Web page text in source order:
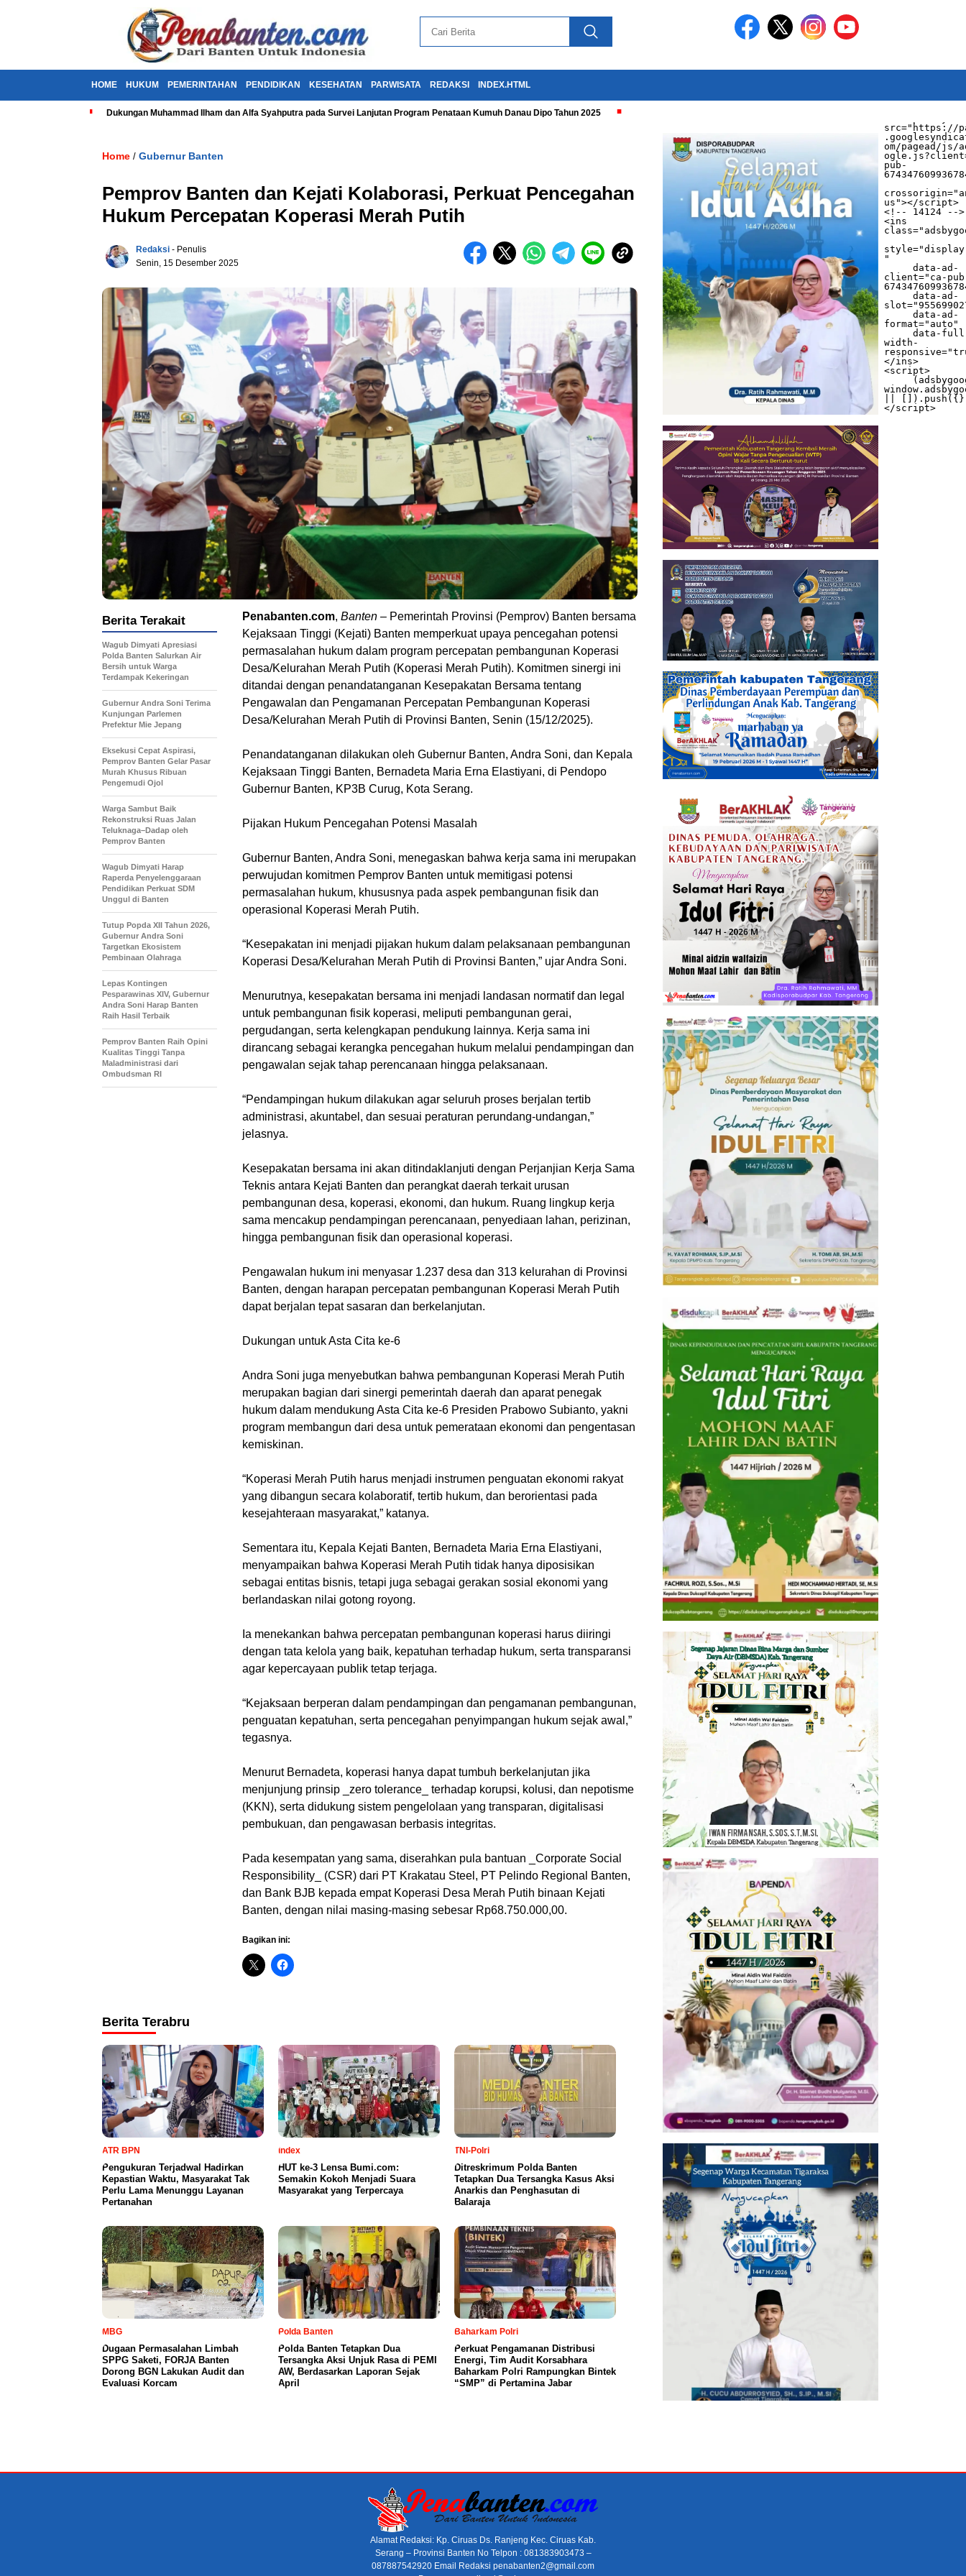
HOME HUKUM PEMERINTAHAN PENDIDIKAN KESEHATAN PARWISATA REDAKSI INDEX.HTML
Dukungan Muhammad Ilham dan Alfa Syahputra pada Survei Lanjutan Program Penataan Kumuh Danau Dipo Tahun 2025
src="https://
om/pagead/js/
pub-
us"></script>
<!-- 14124 -->
<ins
"
     data-ad-
client="ca-
     data-ad-
     data-ad-
format="auto"
     data-full-
width-
</ins>
<script>
||
</script>
Home / Gubernur Banten
Pemprov Banten dan Kejati Kolaborasi, Perkuat Pencegahan
Hukum Percepatan Koperasi Merah Putih
Redaksi - Penulis
Senin, 15 Desember 2025
Penabanten.com, Banten – Pemerintah Provinsi (Pemprov) Banten bersama
Kejaksaan Tinggi (Kejati) Banten memperkuat upaya pencegahan potensi
permasalahan hukum dalam program percepatan pembangunan Koperasi
Desa/Kelurahan Merah Putih (Koperasi Merah Putih). Komitmen sinergi ini
ditandai dengan penandatanganan Kesepakatan Bersama tentang
Pengawalan dan Pengamanan Percepatan Pembangunan Koperasi
Desa/Kelurahan Merah Putih di Provinsi Banten, Senin (15/12/2025).
Penandatanganan dilakukan oleh Gubernur Banten, Andra Soni, dan Kepala
Kejaksaan Tinggi Banten, Bernadeta Maria Erna Elastiyani, di Pendopo
Gubernur Banten, KP3B Curug, Kota Serang.
Pijakan Hukum Pencegahan Potensi Masalah
Gubernur Banten, Andra Soni, menegaskan bahwa kerja sama ini merupakan
perwujudan komitmen Pemprov Banten untuk memitigasi potensi
permasalahan hukum, khususnya pada aspek pembangunan fisik dan
operasional Koperasi Merah Putih.
“Kesepakatan ini menjadi pijakan hukum dalam pelaksanaan pembangunan
Koperasi Desa/Kelurahan Merah Putih di Provinsi Banten,” ujar Andra Soni.
Menurutnya, kesepakatan bersama ini menjadi landasan normatif dan legal
untuk pembangunan fisik koperasi, meliputi pembangunan gerai,
pergudangan, serta kelengkapan pendukung lainnya. Kerja sama ini
dirancang sebagai kerangka pencegahan hukum melalui pendampingan dan
pengawalan sejak tahap perencanaan hingga pelaksanaan.
“Pendampingan hukum dilakukan agar seluruh proses berjalan tertib
administrasi, akuntabel, dan sesuai peraturan perundang-undangan,”
jelasnya.
Kesepakatan bersama ini akan ditindaklanjuti dengan Perjanjian Kerja Sama
Teknis antara Kejati Banten dan perangkat daerah terkait urusan
pembangunan desa, koperasi, ekonomi, dan hukum. Ruang lingkup kerja
sama mencakup pendampingan perencanaan, penyediaan lahan, perizinan,
hingga pembangunan fisik dan operasional koperasi.
Pengawalan hukum ini menyasar 1.237 desa dan 313 kelurahan di Provinsi
Banten, dengan harapan percepatan pembangunan Koperasi Merah Putih
dapat berjalan tepat sasaran dan berkelanjutan.
Dukungan untuk Asta Cita ke-6
Andra Soni juga menyebutkan bahwa pembangunan Koperasi Merah Putih
merupakan bagian dari sinergi pemerintah daerah dan aparat penegak
hukum dalam mendukung Asta Cita ke-6 Presiden Prabowo Subianto, yakni
program membangun dari desa untuk pemerataan ekonomi dan pengentasan
kemiskinan.
“Koperasi Merah Putih harus menjadi instrumen penguatan ekonomi rakyat
yang dibangun secara kolaboratif, tertib hukum, dan berorientasi pada
kesejahteraan masyarakat,” katanya.
Sementara itu, Kepala Kejati Banten, Bernadeta Maria Erna Elastiyani,
menyampaikan bahwa Koperasi Merah Putih tidak hanya diposisikan
sebagai entitas bisnis, tetapi juga sebagai gerakan sosial ekonomi yang
berlandaskan nilai gotong royong.
Ia menekankan bahwa percepatan pembangunan koperasi harus diiringi
dengan tata kelola yang baik, kepatuhan terhadap hukum, serta transparansi
agar kepercayaan publik tetap terjaga.
“Kejaksaan berperan dalam pendampingan dan pengamanan pembangunan,
penguatan kepatuhan, serta pencegahan penyimpangan hukum sejak awal,”
tegasnya.
Menurut Bernadeta, koperasi hanya dapat tumbuh berkelanjutan jika
menjunjung prinsip _zero tolerance_ terhadap korupsi, kolusi, dan nepotisme
(KKN), serta didukung sistem pengelolaan yang transparan, digitalisasi
pembukuan, dan pengawasan berbasis integritas.
Pada kesempatan yang sama, diserahkan pula bantuan _Corporate Social
Responsibility_ (CSR) dari PT Krakatau Steel, PT Pelindo Regional Banten,
dan Bank BJB kepada empat Koperasi Desa Merah Putih binaan Kejati
Banten, dengan nilai masing-masing sebesar Rp68.750.000,00.
Bagikan ini:
Berita Terakait
Wagub Dimyati Apresiasi
Polda Banten Salurkan Air
Bersih untuk Warga
Terdampak Kekeringan
Gubernur Andra Soni Terima
Kunjungan Parlemen
Prefektur Mie Jepang
Eksekusi Cepat Aspirasi,
Pemprov Banten Gelar Pasar
Murah Khusus Ribuan
Pengemudi Ojol
Warga Sambut Baik
Rekonstruksi Ruas Jalan
Teluknaga–Dadap oleh
Pemprov Banten
Wagub Dimyati Harap
Raperda Penyelenggaraan
Pendidikan Perkuat SDM
Unggul di Banten
Tutup Popda XII Tahun 2026,
Gubernur Andra Soni
Targetkan Ekosistem
Pembinaan Olahraga
Lepas Kontingen
Pesparawinas XIV, Gubernur
Andra Soni Harap Banten
Raih Hasil Terbaik
Pemprov Banten Raih Opini
Kualitas Tinggi Tanpa
Maladministrasi dari
Ombudsman RI
Berita Terabru
ATR BPN
Pengukuran Terjadwal Hadirkan
Kepastian Waktu, Masyarakat Tak
Perlu Lama Menunggu Layanan
Pertanahan
index
HUT ke-3 Lensa Bumi.com:
Semakin Kokoh Menjadi Suara
Masyarakat yang Terpercaya
TNI-Polri
Ditreskrimum Polda Banten
Tetapkan Dua Tersangka Kasus Aksi
Anarkis dan Penghasutan di
Balaraja
MBG
Dugaan Permasalahan Limbah
SPPG Saketi, FORJA Banten
Dorong BGN Lakukan Audit dan
Evaluasi Korcam
Polda Banten
Polda Banten Tetapkan Dua
Tersangka Aksi Unjuk Rasa di PEMI
AW, Berdasarkan Laporan Sejak
April
Baharkam Polri
Perkuat Pengamanan Distribusi
Energi, Tim Audit Korsabhara
Baharkam Polri Rampungkan Bintek
“SMP” di Pertamina Jabar
Alamat Redaksi: Kp. Ciruas Ds. Ranjeng Kec. Ciruas Kab.
Serang – Provinsi Banten No Telpon : 081383903473 –
087887542920 Email Redaksi penabanten2@gmail.com